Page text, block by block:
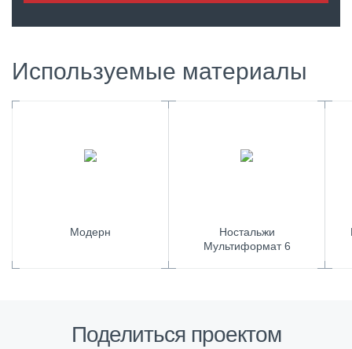
Используемые материалы
Модерн
Ностальжи
Мультиформат 6
Поделиться проектом